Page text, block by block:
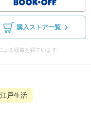
購入ストア一覧
よる収益を得ています
戸生活